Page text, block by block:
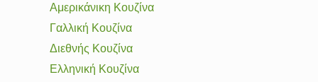
Αμερικάνικη Κουζίνα
Γαλλική Κουζίνα
Διεθνής Κουζίνα
Ελληνική Κουζίνα